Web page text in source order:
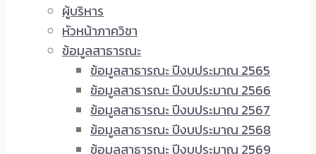
ผู้บริหาร
หัวหน้าภาควิชา
ข้อมูลสาธารณะ
ข้อมูลสาธารณะ ปีงบประมาณ 2565
ข้อมูลสาธารณะ ปีงบประมาณ 2566
ข้อมูลสาธารณะ ปีงบประมาณ 2567
ข้อมูลสาธารณะ ปีงบประมาณ 2568
ข้อมูลสาธารณะ ปีงบประมาณ 2569